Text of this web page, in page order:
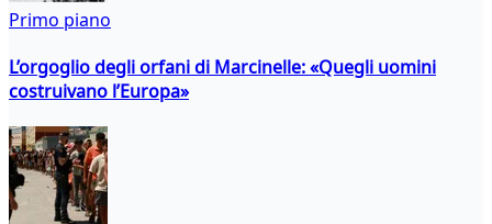
Primo piano
L’orgoglio degli orfani di Marcinelle: «Quegli uomini
costruivano l’Europa»